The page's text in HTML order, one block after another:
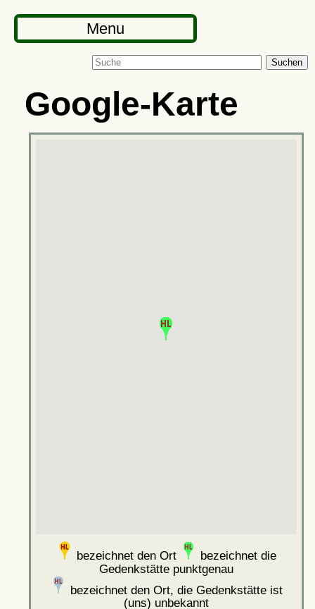
Menu
Suchen
Google-Karte
bezeichnet den Ort
bezeichnet die
Gedenkstätte punktgenau
bezeichnet den Ort, die Gedenkstätte ist
(uns) unbekannt